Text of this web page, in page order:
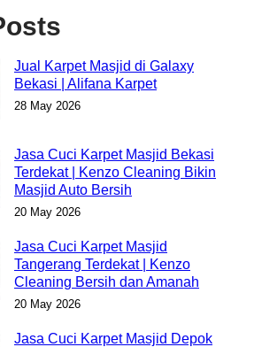
Jual Karpet Masjid di Galaxy
Bekasi | Alifana Karpet
28 May 2026
Jasa Cuci Karpet Masjid Bekasi
Terdekat | Kenzo Cleaning Bikin
Masjid Auto Bersih
20 May 2026
Jasa Cuci Karpet Masjid
Tangerang Terdekat | Kenzo
Cleaning Bersih dan Amanah
20 May 2026
Jasa Cuci Karpet Masjid Depok